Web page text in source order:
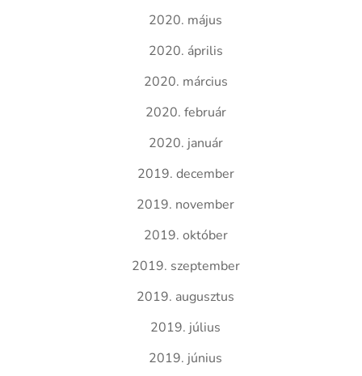
2020. május
2020. április
2020. március
2020. február
2020. január
2019. december
2019. november
2019. október
2019. szeptember
2019. augusztus
2019. július
2019. június